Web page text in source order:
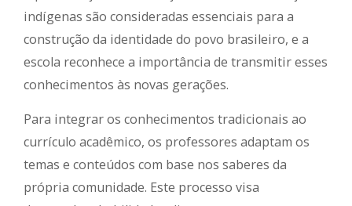
indígenas são consideradas essenciais para a
construção da identidade do povo brasileiro, e a
escola reconhece a importância de transmitir esses
conhecimentos às novas gerações.
Para integrar os conhecimentos tradicionais ao
currículo acadêmico, os professores adaptam os
temas e conteúdos com base nos saberes da
própria comunidade. Este processo visa